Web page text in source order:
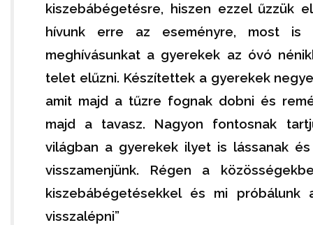
kiszebábégetésre, hiszen ezzel űzzük
hívunk erre az eseményre, most
meghívásunkat a gyerekek az óvó
telet elűzni. Készítettek a gyerekek
amit majd a tűzre fognak dobni és
majd a tavasz. Nagyon fontosnak
világban a gyerekek ilyet is lássanak
visszamenjünk. Régen a
kiszebábégetésekkel és mi próbálunk
visszalépni”